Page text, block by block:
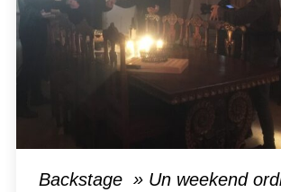
Backstage » Un weekend